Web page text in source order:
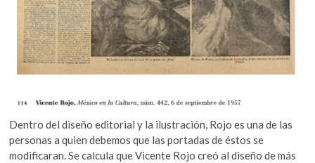
Dentro del diseño editorial y la ilustración, Rojo es una de las
personas a quien debemos que las portadas de éstos se
modificaran. Se calcula que Vicente Rojo creó al diseño de más